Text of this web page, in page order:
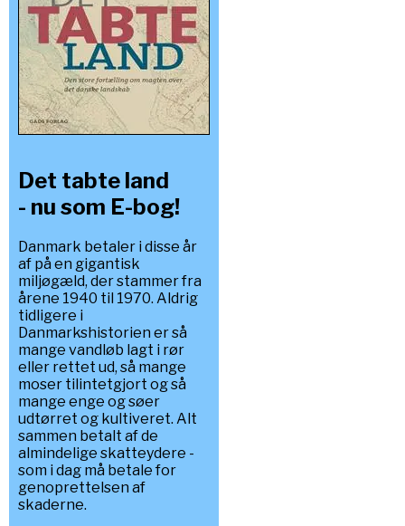
Det tabte land
- nu som E-bog!
Danmark betaler i disse år
af på en gigantisk
miljøgæld, der stammer fra
årene 1940 til 1970. Aldrig
tidligere i
Danmarkshistorien er så
mange vandløb lagt i rør
eller rettet ud, så mange
moser tilintetgjort og så
mange enge og søer
udtørret og kultiveret. Alt
sammen betalt af de
almindelige skatteydere -
som i dag må betale for
genoprettelsen af
skaderne.